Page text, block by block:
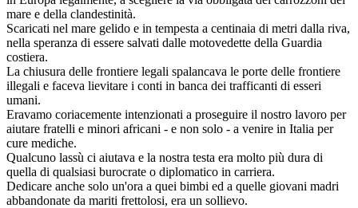
mare e della clandestinità.
Scaricati nel mare gelido e in tempesta a centinaia di metri dalla riva,
nella speranza di essere salvati dalle motovedette della Guardia
costiera.
La chiusura delle frontiere legali spalancava le porte delle frontiere
illegali e faceva lievitare i conti in banca dei trafficanti di esseri
umani.
Eravamo coriacemente intenzionati a proseguire il nostro lavoro per
aiutare fratelli e minori africani - e non solo - a venire in Italia per
cure mediche.
Qualcuno lassù ci aiutava e la nostra testa era molto più dura di
quella di qualsiasi burocrate o diplomatico in carriera.
Dedicare anche solo un'ora a quei bimbi ed a quelle giovani madri
abbandonate da mariti frettolosi, era un sollievo.